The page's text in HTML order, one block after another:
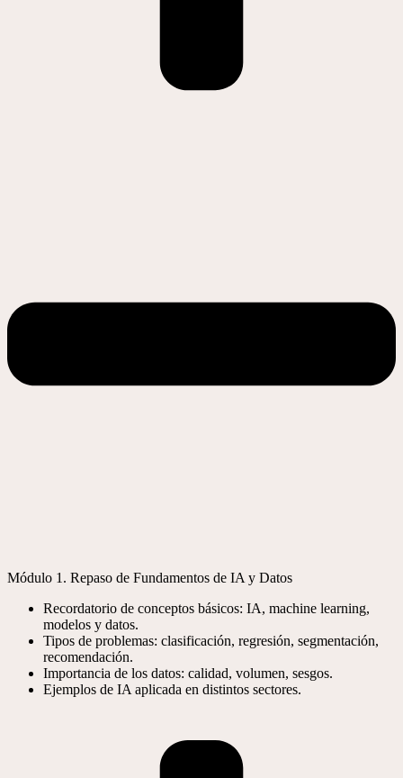
Módulo 1. Repaso de Fundamentos de IA y Datos
Recordatorio de conceptos básicos: IA, machine learning,
modelos y datos.
Tipos de problemas: clasificación, regresión, segmentación,
recomendación.
Importancia de los datos: calidad, volumen, sesgos.
Ejemplos de IA aplicada en distintos sectores.